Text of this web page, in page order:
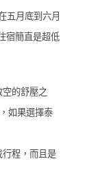
五月底到六月
宿簡直是超低
的舒壓之
如果選擇泰
程，而且是